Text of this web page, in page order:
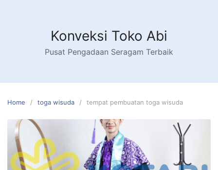
Konveksi Toko Abi
Pusat Pengadaan Seragam Terbaik
Home toga wisuda tempat pembuatan toga wisuda